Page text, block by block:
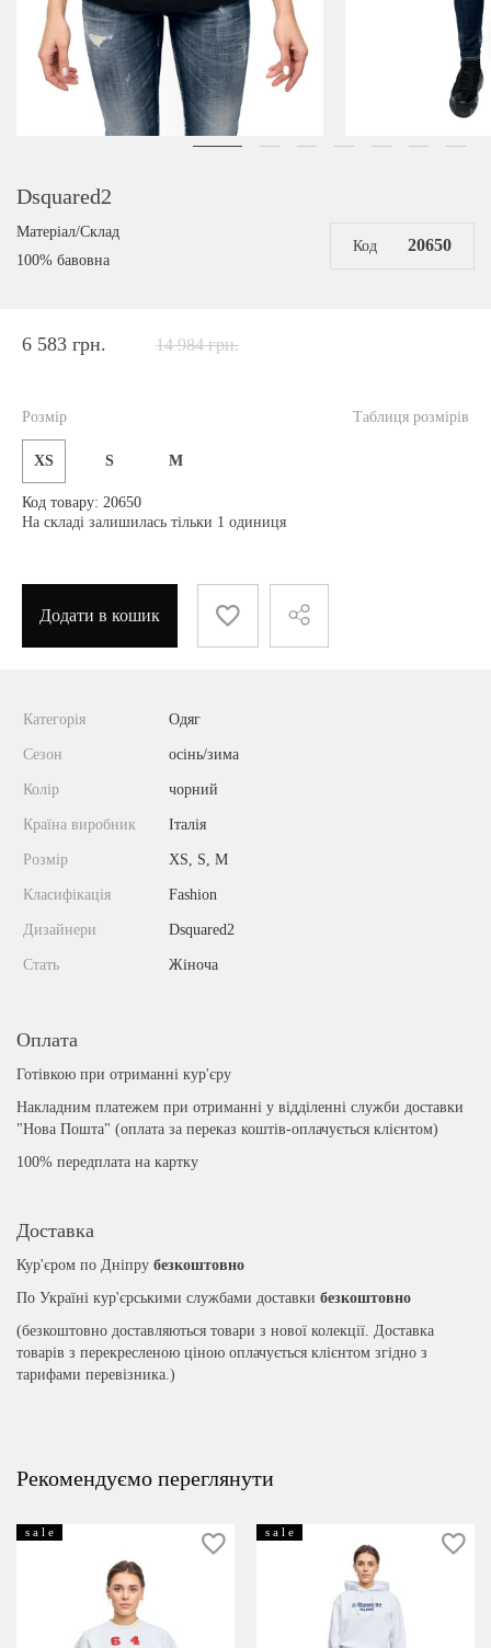
Dsquared2
Матеріал/Склад
100% бавовна
Код 20650
6 583 грн. 14 984 грн.
Таблиця розмірів
Розмір
XS S M
Код товару: 20650
На складі залишилась тільки 1 одиниця
Додати в кошик
Категорія Одяг
Сезон осінь/зима
Колір чорний
Країна виробник Італія
Розмір XS, S, M
Класифікація Fashion
Дизайнери Dsquared2
Стать Жіноча
Оплата
Готівкою при отриманні кур'єру
Накладним платежем при отриманні у відділенні служби доставки
"Нова Пошта" (оплата за переказ коштів-оплачується клієнтом)
100% передплата на картку
Доставка
Кур'єром по Дніпру безкоштовно
По Україні кур'єрськими службами доставки безкоштовно
(безкоштовно доставляються товари з нової колекції. Доставка
товарів з перекресленою ціною оплачується клієнтом згідно з
тарифами перевізника.)
Рекомендуємо переглянути
s a l e s a l e